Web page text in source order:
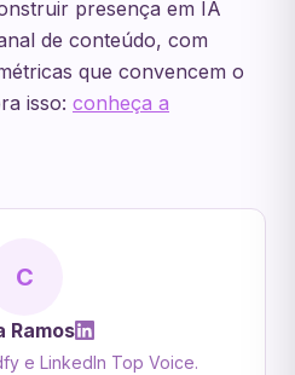
presença em IA
de conteúdo, com
que convencem o
isso: conheça a
C
Ramos
e LinkedIn Top Voice.